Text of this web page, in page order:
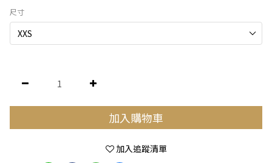
尺寸
加入購物車
加入追蹤清單